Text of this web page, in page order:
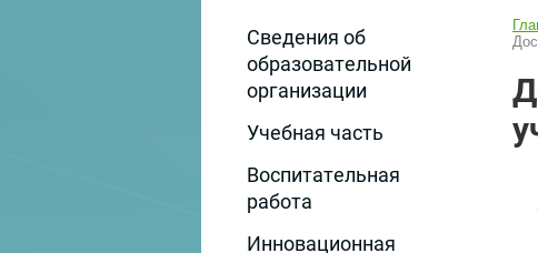
Сведения об
образовательной
организации
Учебная часть
Воспитательная
работа
Инновационная